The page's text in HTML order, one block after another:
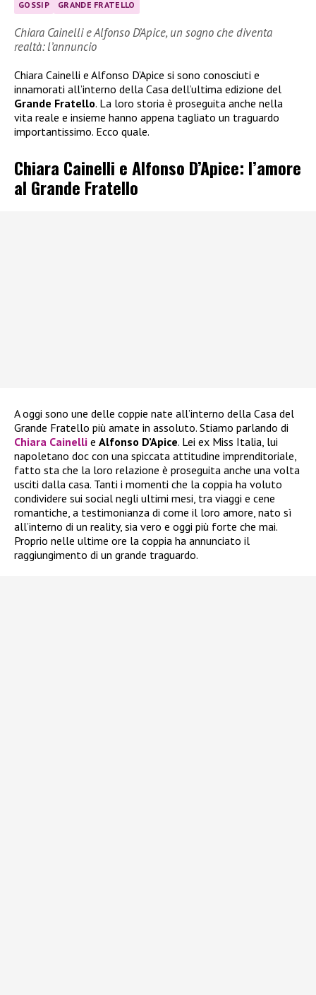
GOSSIP GRANDE FRATELLO
Chiara Cainelli e Alfonso D’Apice, un sogno che diventa
realtà: l’annuncio
Chiara Cainelli e Alfonso D’Apice si sono conosciuti e
innamorati all’interno della Casa dell’ultima edizione del
Grande Fratello. La loro storia è proseguita anche nella
vita reale e insieme hanno appena tagliato un traguardo
importantissimo. Ecco quale.
Chiara Cainelli e Alfonso D’Apice: l’amore
al Grande Fratello
A oggi sono une delle coppie nate all’interno della Casa del
Grande Fratello più amate in assoluto. Stiamo parlando di
Chiara Cainelli e Alfonso D’Apice. Lei ex Miss Italia, lui
napoletano doc con una spiccata attitudine imprenditoriale,
fatto sta che la loro relazione è proseguita anche una volta
usciti dalla casa. Tanti i momenti che la coppia ha voluto
condividere sui social negli ultimi mesi, tra viaggi e cene
romantiche, a testimonianza di come il loro amore, nato sì
all’interno di un reality, sia vero e oggi più forte che mai.
Proprio nelle ultime ore la coppia ha annunciato il
raggiungimento di un grande traguardo.